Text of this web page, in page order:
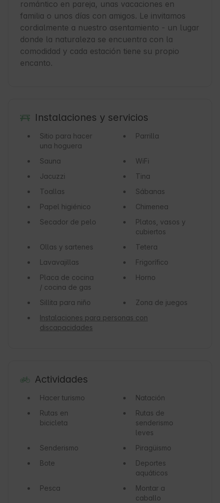
romántico en pareja, unas vacaciones en
familia o unos días con amigos. Le invitamos
cordialmente a nuestro asentamiento - un lugar
donde la naturaleza se encuentra con la
comodidad y cada estación tiene su propio
encanto.
Instalaciones y servicios
Sitio para hacer
una hoguera
Parrilla
Sauna
WiFi
Jacuzzi
Tina
Toallas
Sábanas
Papel higiénico
Chimenea
Secador de pelo
Platos, vasos y
cubiertos
Ollas y sartenes
Tetera
Lavavajillas
Frigorífico
Placa de cocina
/ cocina de gas
Horno
Sillita para niño
Zona de juegos
Instalaciones para personas con
discapacidades
Actividades
Hacer turismo
Natación
Rutas en
bicicleta
Rutas de
senderismo
leves
Senderismo
Piragüismo
Bote
Deportes
aquáticos
Pesca
Montar a
caballo